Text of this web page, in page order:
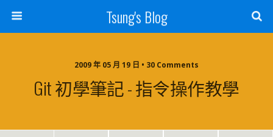
Tsung's Blog
2009 年 05 月 19 日 • 30 Comments
Git 初學筆記 - 指令操作教學